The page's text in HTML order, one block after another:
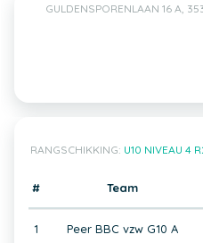
GULDENSPORENLAAN 16 A,
RANGSCHIKKING: U10 NIVEAU 4
# Team
1 Peer BBC vzw G10 A